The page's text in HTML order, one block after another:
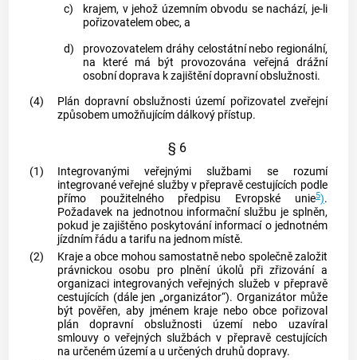
c)
krajem, v jehož územním obvodu se nachází, je-li
pořizovatelemobec, a
d)
provozovatelem dráhy celostátní nebo regionální,
na které má být provozována veřejná drážní
osobní doprava k zajištěnídopravní obslužnosti.
(4)
Plándopravní obslužnosti území pořizovatel zveřejní
způsobem umožňujícím dálkový přístup.
§ 6
(1) Integrovanými veřejnými službami se rozumí
integrované veřejné službyv přepravě cestujících podle
přímo použitelného předpisu Evropské unie5).
Požadavek na jednotnou informační službu je splněn,
pokud je zajištěno poskytování informací o jednotném
jízdním řádu a tarifu na jednom místě.
(2)
Kraje aobce mohou samostatně nebo společně založit
právnickou osobu pro plnění úkolů při zřizování a
organizaci integrovaných veřejných služeb v přepravě
cestujících (dále jen „organizátor“). Organizátor může
být pověřen, aby jménem kraje neboobce pořizoval
plándopravní obslužnosti území nebo uzavíral
smlouvy o veřejných službách v přepravě cestujících
na určeném území a u určených druhů dopravy.